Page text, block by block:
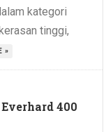
kategori
tinggi,
»
400